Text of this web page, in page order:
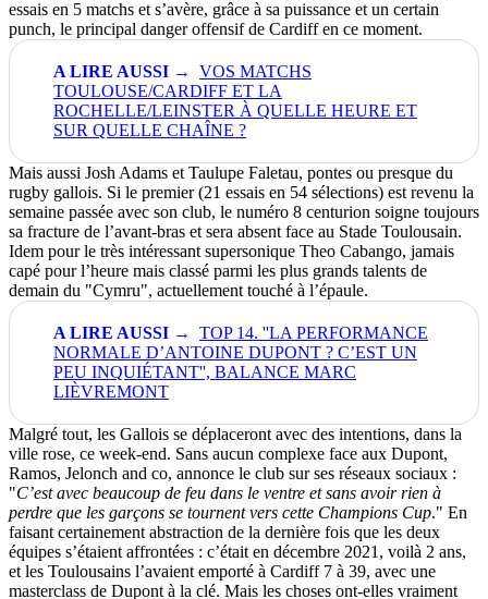
essais en 5 matchs et s’avère, grâce à sa puissance et un certain
punch, le principal danger offensif de Cardiff en ce moment.
VOS MATCHS
TOULOUSE/CARDIFF ET LA
ROCHELLE/LEINSTER À QUELLE HEURE ET
SUR QUELLE CHAÎNE ?
Mais aussi Josh Adams et Taulupe Faletau, pontes ou presque du
rugby gallois. Si le premier (21 essais en 54 sélections) est revenu la
semaine passée avec son club, le numéro 8 centurion soigne toujours
sa fracture de l’avant-bras et sera absent face au Stade Toulousain.
Idem pour le très intéressant supersonique Theo Cabango, jamais
capé pour l’heure mais classé parmi les plus grands talents de
demain du "Cymru", actuellement touché à l’épaule.
TOP 14. ''LA PERFORMANCE
NORMALE D’ANTOINE DUPONT ? C’EST UN
PEU INQUIÉTANT'', BALANCE MARC
LIÈVREMONT
Malgré tout, les Gallois se déplaceront avec des intentions, dans la
ville rose, ce week-end. Sans aucun complexe face aux Dupont,
Ramos, Jelonch and co, annonce le club sur ses réseaux sociaux :
"C’est avec beaucoup de feu dans le ventre et sans avoir rien à
perdre que les garçons se tournent vers cette Champions Cup." En
faisant certainement abstraction de la dernière fois que les deux
équipes s’étaient affrontées : c’était en décembre 2021, voilà 2 ans,
et les Toulousains l’avaient emporté à Cardiff 7 à 39, avec une
masterclass de Dupont à la clé. Mais les choses ont-elles vraiment